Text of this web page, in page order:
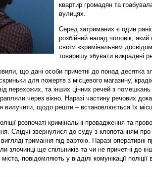
квартир громадян та
вулицях.
Серед затриманих є один
розбійний напад чоловік,
своїм «кримінальним
товаришу збувати викрадені
що дані особи причетні до понад десятка
для пожертв з місцевого магазину,
перехожих, та інших цінних речей з
через вікно. Наразі частину речових
вилучити, щодо решти – встановлюється їх
розпочаті кримінальні провадження та
Слідчі звернулися до суду з клопотанням
тримання під вартою. Наразі оперативні
злочинці ще спільників та чи не причетні до
повідомляють у відділі комунікації поліції